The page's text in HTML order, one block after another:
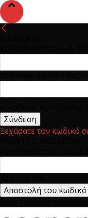
Ξεχάσατε τον κωδικό